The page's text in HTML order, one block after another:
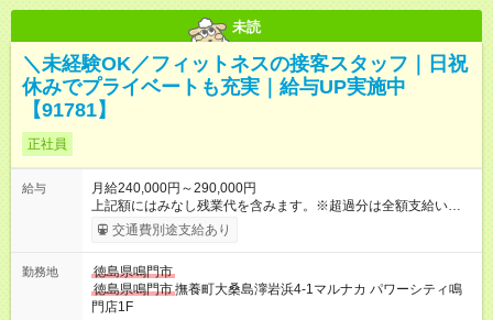
未読
＼未経験OK／フィットネスの接客スタッフ｜日祝
休みでプライベートも充実｜給与UP実施中
【91781】
正社員
給与
月給240,000円～290,000円
上記額にはみなし残業代を含みます。※超過分は全額支給いたし
ます。 みなし残業代 29,000円／月 みなし残業時間 19時間／月
【試用期間】試用期間あり 試用期間の長さ：6ヶ月 ※ 雇用形態
用時と同じです。 給与：月給 215,000円以上 上記額にはみなし
残業代を含みます。※超過分は全額支給いたします。 みなし残
業代 26,000円／月 みなし残業時間 19時間／月
交通費別途支給あり
勤務地
徳島県鳴門市
徳島県鳴門市撫養町大桑島濘岩浜4-1マルナカ パワーシティ鳴
門店1F